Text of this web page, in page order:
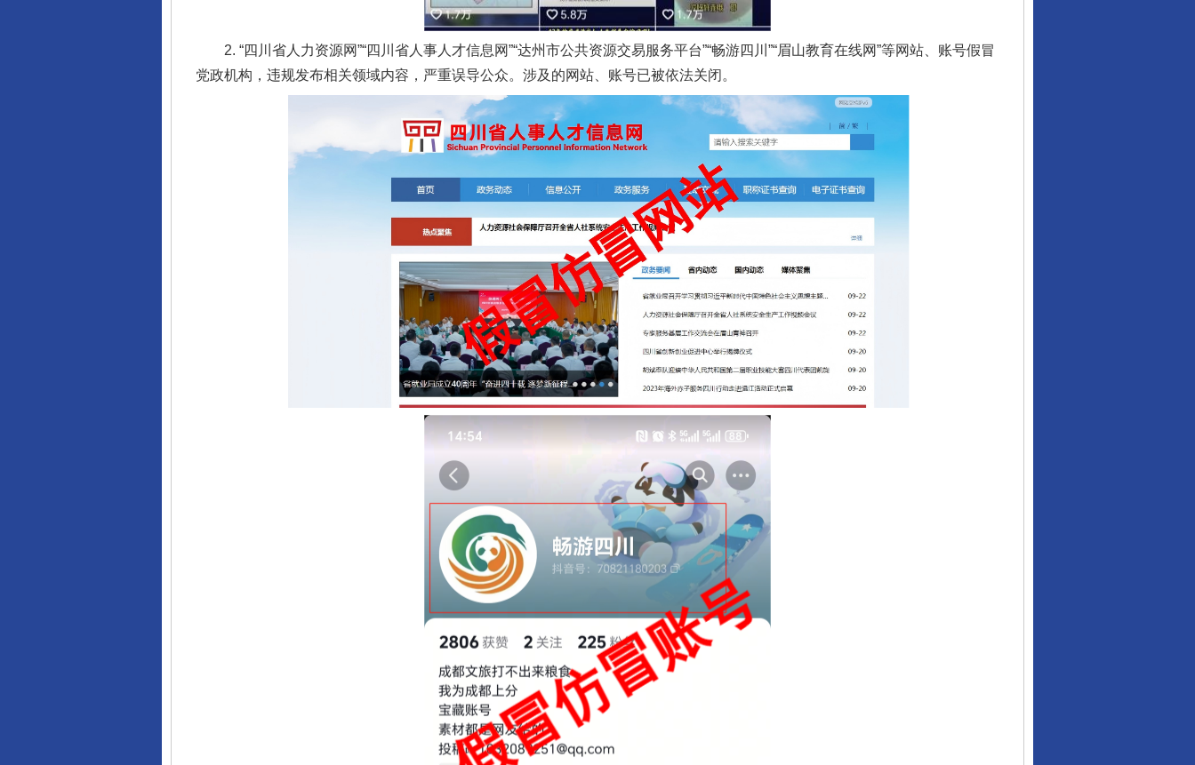
2. “四川省人力资源网”“四川省人事人才信息网”“达州市公共资源交易服务平台”“畅游四川”“眉山教育在线网”等网站、账号假冒
党政机构，违规发布相关领域内容，严重误导公众。涉及的网站、账号已被依法关闭。